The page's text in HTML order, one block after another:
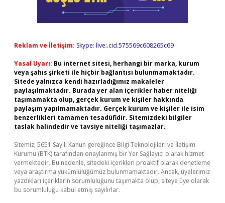
Reklam ve İletişim: Skype: live:.cid.575569c608265c69
Yasal Uyarı: Bu internet sitesi, herhangi bir marka, kurum
veya şahıs şirketi ile hiçbir bağlantısı bulunmamaktadır.
Sitede yalnızca kendi hazırladığımız makaleler
paylaşılmaktadır. Burada yer alan içerikler haber niteliği
taşımamakta olup, gerçek kurum ve kişiler hakkında
paylaşım yapılmamaktadır. Gerçek kurum ve kişiler ile isim
benzerlikleri tamamen tesadüfidir. Sitemizdeki bilgiler
taslak halindedir ve tavsiye niteliği taşımazlar.
Sitemiz, 5651 Sayılı Kanun gereğince Bilgi Teknolojileri ve İletişim
Kurumu (BTK) tarafından onaylanmış bir Yer Sağlayıcı olarak hizmet
vermektedir. Bu nedenle, sitedeki içerikleri proaktif olarak denetleme
veya araştırma yükümlülüğümüz bulunmamaktadır. Ancak, üyelerimiz
yazdıkları içeriklerin sorumluluğunu taşımakta olup, siteye üye olarak
bu sorumluluğu kabul etmiş sayılırlar.